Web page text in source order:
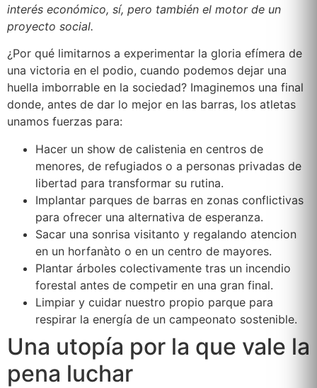
interés económico, sí, pero también el motor de un
proyecto social.
¿Por qué limitarnos a experimentar la gloria efímera de
una victoria en el podio, cuando podemos dejar una
huella imborrable en la sociedad? Imaginemos una final
donde, antes de dar lo mejor en las barras, los atletas
unamos fuerzas para:
Hacer un show de calistenia en centros de
menores, de refugiados o a personas privadas de
libertad para transformar su rutina.
Implantar parques de barras en zonas conflictivas
para ofrecer una alternativa de esperanza.
Sacar una sonrisa visitanto y regalando atencion
en un horfanàto o en un centro de mayores.
Plantar árboles colectivamente tras un incendio
forestal antes de competir en una gran final.
Limpiar y cuidar nuestro propio parque para
respirar la energía de un campeonato sostenible.
Una utopía por la que vale la
pena luchar